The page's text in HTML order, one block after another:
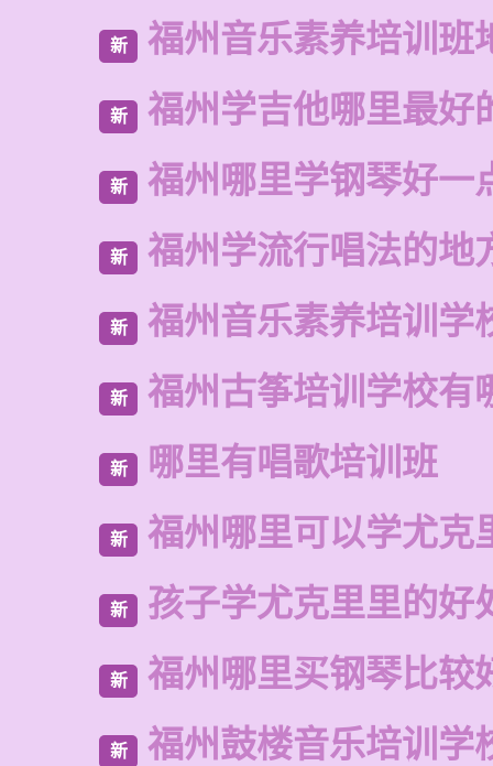
新 福州音乐素养培训班
新 福州学吉他哪里最好
新 福州哪里学钢琴好一
新 福州学流行唱法的地
新 福州音乐素养培训学
新 福州古筝培训学校有
新 哪里有唱歌培训班
新 福州哪里可以学尤克
新 孩子学尤克里里的好
新 福州哪里买钢琴比较
新 福州鼓楼音乐培训学